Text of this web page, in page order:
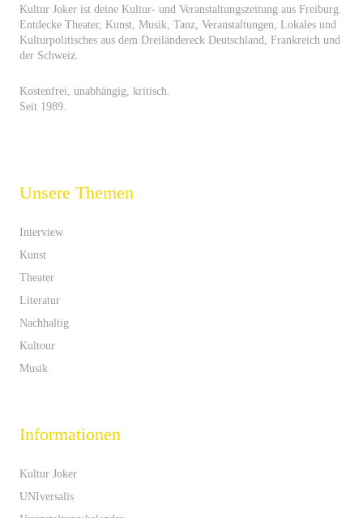
Kultur Joker ist deine Kultur- und Veranstaltungszeitung aus Freiburg.
Entdecke Theater, Kunst, Musik, Tanz, Veranstaltungen, Lokales und
Kulturpolitisches aus dem Dreiländereck Deutschland, Frankreich und
der Schweiz.
Kostenfrei, unabhängig, kritisch.
Seit 1989.
Unsere Themen
Interview
Kunst
Theater
Literatur
Nachhaltig
Kultour
Musik
Informationen
Kultur Joker
UNIversalis